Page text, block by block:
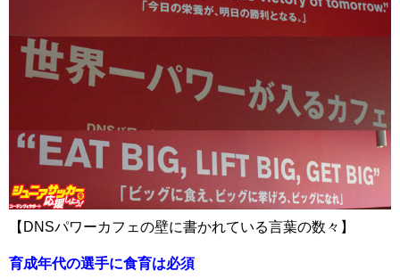
【DNSパワーカフェの壁に書かれている言葉の数々】
育成年代の選手に食育は必須